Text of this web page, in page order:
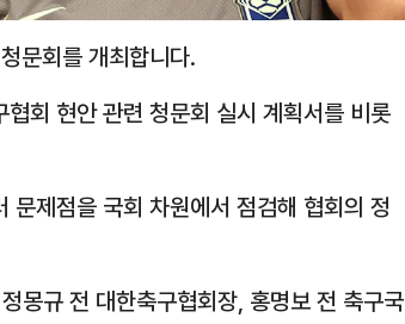
문회를 개최합니다.
회 현안 관련 청문회 실시 계획서를 비롯
문제점을 국회 차원에서 점검해 협회의 정
몽규 전 대한축구협회장, 홍명보 전 축구국